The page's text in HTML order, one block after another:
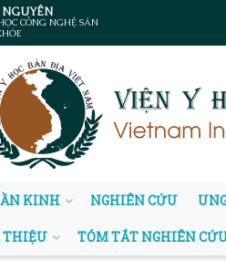
NGUYÊN
CÔNG NGHỆ SẢN
KINH NGHIÊN CỨU
THIỆU TÓM TẮT NGHIÊN